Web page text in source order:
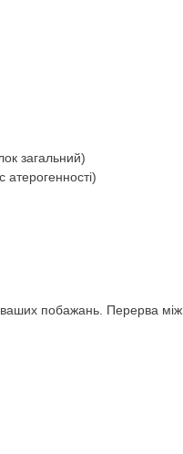
загальний)
ваших побажань. Перерва між